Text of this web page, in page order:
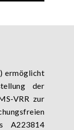
ermöglicht
der
VRR zur
A223814